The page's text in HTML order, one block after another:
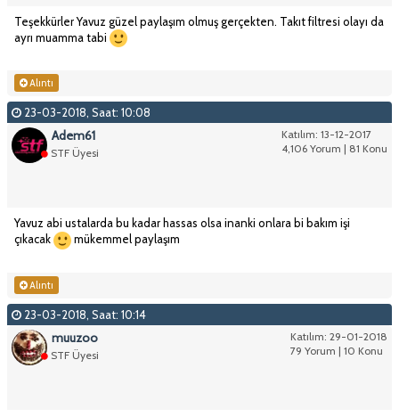
Teşekkürler Yavuz güzel paylaşım olmuş gerçekten. Takıt filtresi olayı da
ayrı muamma tabi
Alıntı
23-03-2018, Saat: 10:08
Katılım: 13-12-2017
4,106 Yorum | 81 Konu
Adem61
STF Üyesi
Yavuz abi ustalarda bu kadar hassas olsa inanki onlara bi bakım işi
çıkacak
mükemmel paylaşım
Alıntı
23-03-2018, Saat: 10:14
Katılım: 29-01-2018
79 Yorum | 10 Konu
muuzoo
STF Üyesi